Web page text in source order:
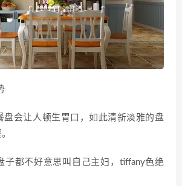
会让人顿生胃口，如此清新淡雅的盘
都不好意思叫自己主妇，tiffany色绝